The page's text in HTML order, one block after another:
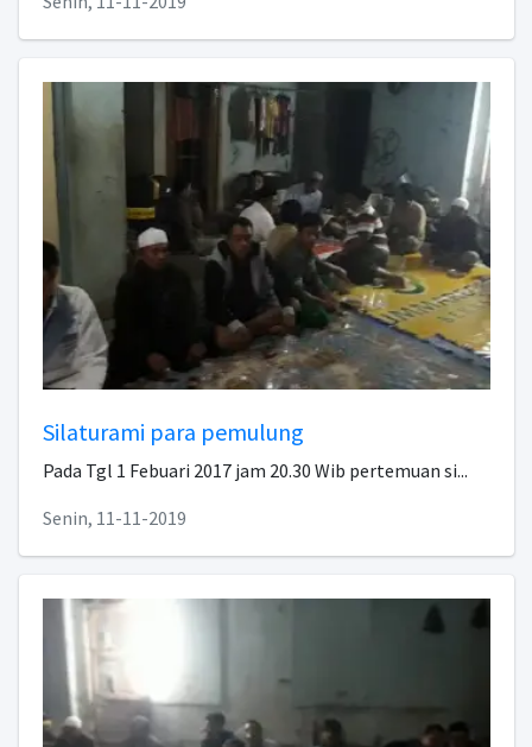
Silaturami para pemulung
Pada Tgl 1 Febuari 2017 jam 20.30 Wib pertemuan si...
Senin, 11-11-2019